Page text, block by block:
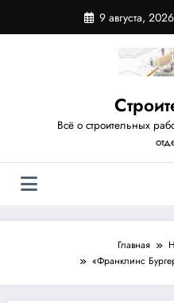
содержимому
9 августа, 2026
Всё о строительных
Главная
«Франклинс